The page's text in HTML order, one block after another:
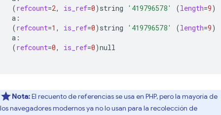
(refcount=2, is_ref=0) string '419796578' (length=9)
(refcount=1 , is_ref=0) string '419796578' (length=9)
(refcount=0, is_ref=0)null
Nota:El recuento de referencias se usa en PHP, pero la mayoría de
los navegadores modernos ya no lo usan para la recolección de